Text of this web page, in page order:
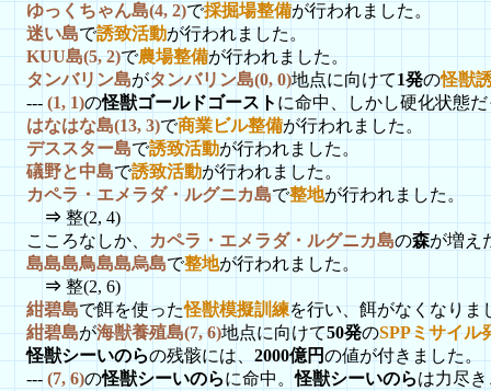
ゆっくちゃん島(4, 2)で採掘場整備が行われました。
迷い島で誘致活動が行われました。
KUU島(5, 2)で農場整備が行われました。
タンバリン島がタンバリン島(0, 0)地点に向けて1発の怪獣
--- (1, 1)の怪獣ゴールドゴースト に命中、しかし硬化状態
はなはな島(13, 3)で商業ビル整備が行われました。
デススター島で誘致活動が行われました。
礒野と中島で誘致活動が行われました。
カペラ・エメラダ・ルグニカ島で整地が行われました。
⇒ 整(2, 4)
こころなしか、
カペラ・エメラダ・ルグニカ島の森が増え
島島島鳥島島烏島で整地が行われました。
⇒ 整(2, 6)
紺碧島で餌を使った怪獣模擬訓練を行い、餌がなくなりま
紺碧島が海獣養殖島(7, 6)地点に向けて50発のSPPミサイル
怪獣シーいのらの残骸には、 2000億円の値が付きました。
--- (7, 6)の怪獣シーいのらに命中。怪獣シーいのらは力尽